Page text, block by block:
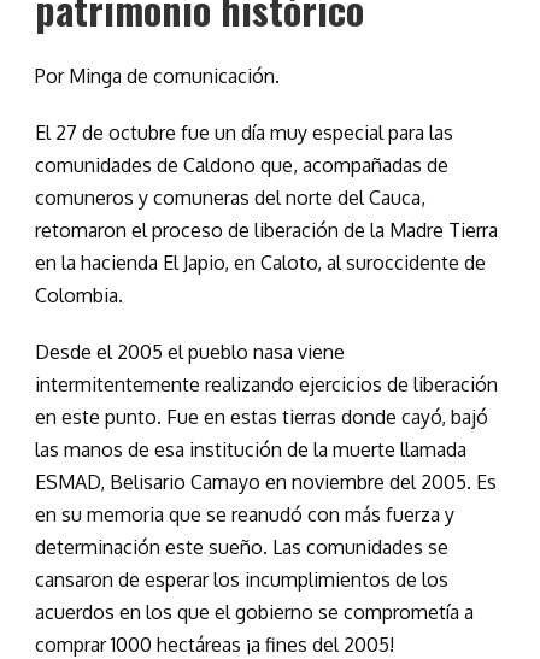
Por Minga de comunicación.
El 27 de octubre fue un día muy especial para las
comunidades de Caldono que, acompañadas de
comuneros y comuneras del norte del Cauca,
retomaron el proceso de liberación de la Madre Tierra
en la hacienda El Japio, en Caloto, al suroccidente de
Colombia.
Desde el 2005 el pueblo nasa viene
intermitentemente realizando ejercicios de liberación
en este punto. Fue en estas tierras donde cayó, bajó
las manos de esa institución de la muerte llamada
ESMAD, Belisario Camayo en noviembre del 2005. Es
en su memoria que se reanudó con más fuerza y
determinación este sueño. Las comunidades se
cansaron de esperar los incumplimientos de los
acuerdos en los que el gobierno se comprometía a
comprar 1000 hectáreas ¡a fines del 2005!